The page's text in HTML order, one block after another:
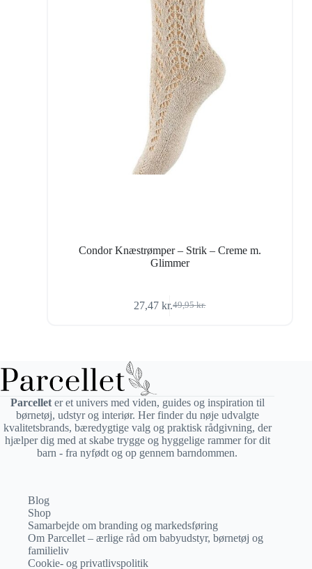
Condor Knæstrømper – Strik – Creme m.
Glimmer
49,95kr.
Den
27,47kr.Den
Parcelleter et univers med viden, guides og inspiration til
børnetøj, udstyr og interiør. Her finder du nøje udvalgte
kvalitetsbrands, bæredygtige valg og praktisk rådgivning, der
hjælper dig med at skabe trygge og hyggelige rammer for dit
barn - fra nyfødt og op gennem barndommen.
Blog
Shop
Samarbejde om branding og markedsføring
Om Parcellet – ærlige råd om babyudstyr, børnetøj og
familieliv
Cookie- og privatlivspolitik